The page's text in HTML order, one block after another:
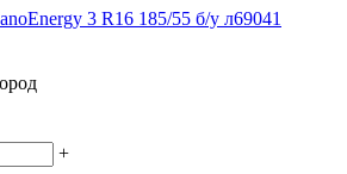
3 R16 185/55 б/у л69041
+